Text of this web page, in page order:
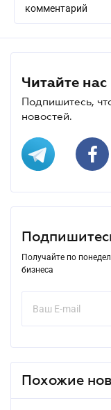
комментарий
Читайте нас
Подпишитесь,
новостей.
Получайте по
бизнеса
Похожие